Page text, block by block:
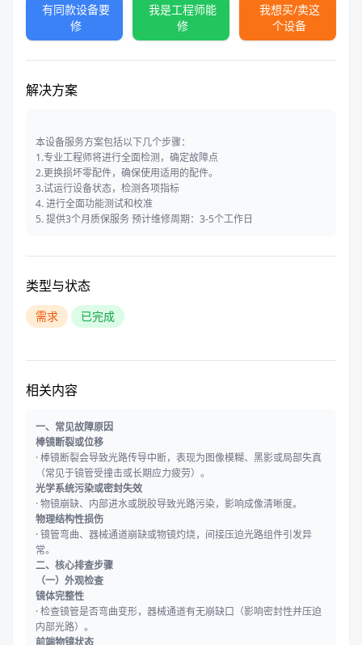
有同款设备要
修
我是工程师能
修
我想买/卖这
个设备
解决方案
本设备服务方案包括以下几个步骤：
1.专业工程师将进行全面检测，确定故障点
2.更换损坏零配件，确保使用适用的配件。
3.试运行设备状态，检测各项指标
4. 进行全面功能测试和校准
5. 提供3个月质保服务 预计维修周期：3-5个工作日
类型与状态
需求 已完成
相关内容
一、常见故障原因
棒镜断裂或位移
· 棒镜断裂会导致光路传导中断，表现为图像模糊、黑影或局部失真
（常见于镜管受撞击或长期应力疲劳）。
光学系统污染或密封失效
· 物镜崩缺、内部进水或脱胶导致光路污染，影响成像清晰度。
物理结构性损伤
· 镜管弯曲、器械通道崩缺或物镜灼烧，间接压迫光路组件引发异
常。
二、核心排查步骤
（一）外观检查
镜体完整性
· 检查镜管是否弯曲变形，器械通道有无崩缺口（影响密封性并压迫
内部光路）。
前端物镜状态